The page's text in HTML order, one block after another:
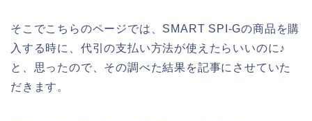
そこでこちらのページでは、SMART SPI-Gの商品を購
入する時に、代引の支払い方法が使えたらいいのに♪
と、思ったので、その調べた結果を記事にさせていた
だきます。